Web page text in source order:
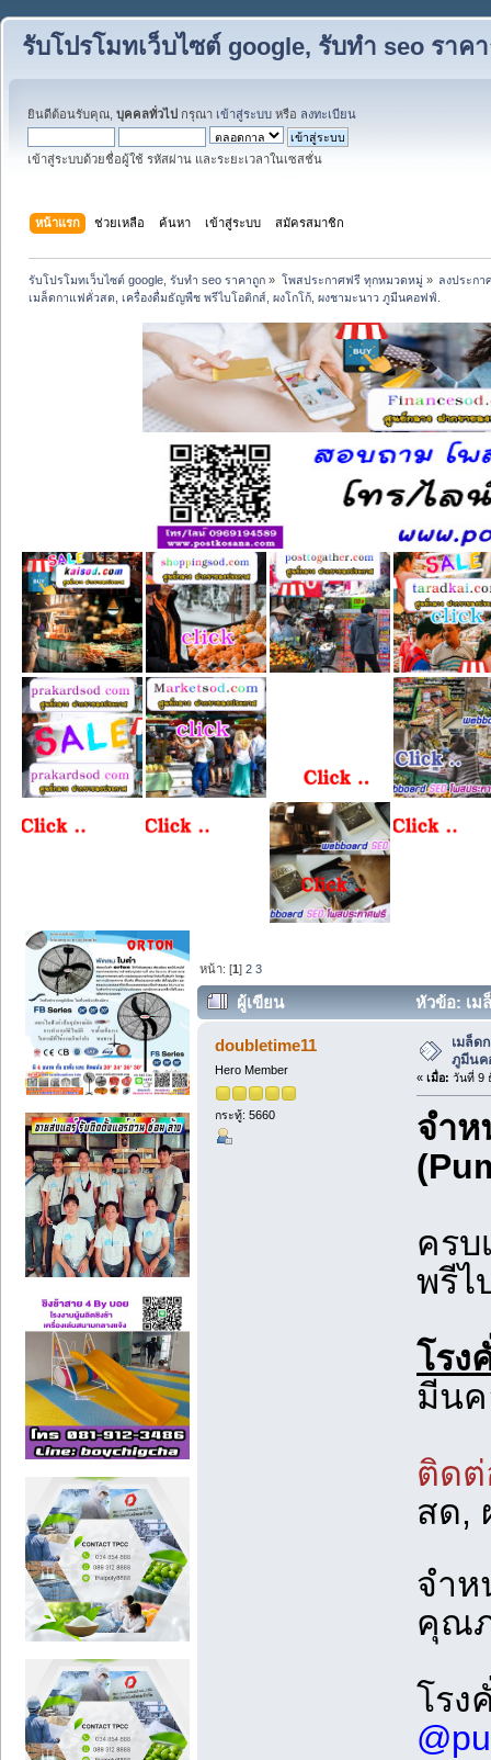
รับโปรโมทเว็บไซต์ google, รับทำ seo ราค
ยินดีต้อนรับคุณ, บุคคลทั่วไป กรุณา เข้าสู่ระบบ หรือ ลงทะเบียน
เข้าสู่ระบบด้วยชื่อผู้ใช้ รหัสผ่าน และระยะเวลาในเซสชั่น
หน้าแรก ช่วยเหลือ ค้นหา เข้าสู่ระบบ สมัครสมาชิก
รับโปรโมทเว็บไซต์ google, รับทำ seo ราคาถูก » โพสประกาศฟรี ทุกหมวดหมู่» ลงประกา
เมล็ดกาแฟคั่วสด, เครื่องดื่มธัญพืช พรีไบโอติกส์, ผงโกโก้, ผงชามะนาว ภูมีนคอฟฟ์.
หน้า: [1]2 3
ผู้เขียน หัวข้อ: เม
doubletime11
Hero Member
กระทู้: 5660
เมล็ด
ภูมีนค
« เมื่อ: วันที่ 9
จำ
ครบ
พรีไ
โรง
มีน
ติดต่
สด,
จำ
คุณ
โรง